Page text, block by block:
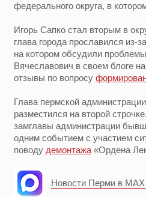
федерального округа, в
Игорь Сапко стал вторым в
глава города прославился из-
на котором обсудили
Вячеславович в своем блоге
отзывы по вопросу
Глава пермской
разместился на второй
замглавы администрации
одним событием с участием
поводу демонтажа «Ордена
Новости Перми в